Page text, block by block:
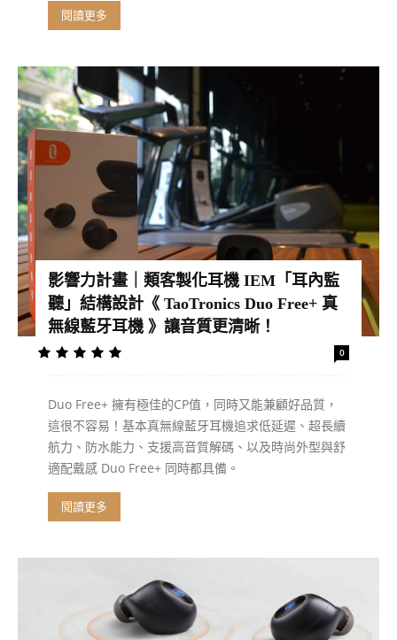
閱讀更多
影響力計畫｜類客製化耳機 IEM「耳內監
聽」結構設計《 TaoTronics Duo Free+ 真
無線藍牙耳機 》讓音質更清晰！
0
Duo Free+ 擁有極佳的CP值，同時又能兼顧好品質，
這很不容易！基本真無線藍牙耳機追求低延遲、超長續
航力、防水能力、支援高音質解碼、以及時尚外型與舒
適配戴感 Duo Free+ 同時都具備。
閱讀更多